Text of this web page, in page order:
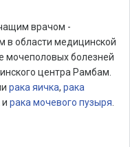
врачом -
в области медицинской
мочеполовых болезней
центра Рамбам.
рака яичка, рака
и рака мочевого пузыря